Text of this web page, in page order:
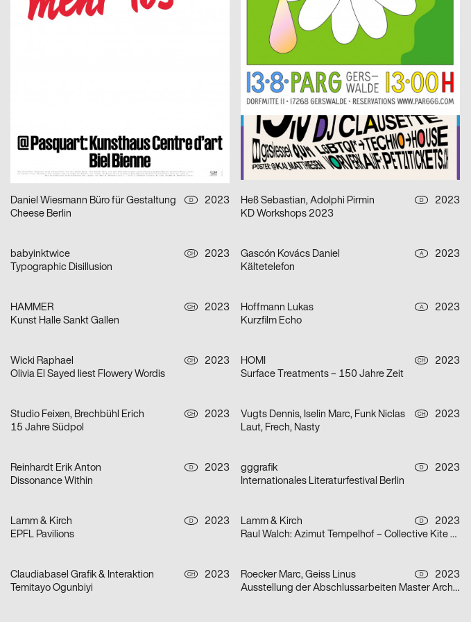
PANK, Härtlein Martin »Fuzzy«
Jazz Festival Willisau 2023
WePlayDesign CH
2023
Festival FILMAR 2023
Ballaschke Tim D
2023
strobo BM D
2023
Oscar Tuazon – Was wir brauchen
Daniel Wiesmann Büro für Gestaltung D
2023
Cheese Berlin
Heß Sebastian, Adolphi Pirmin D
2023
KD Workshops 2023
babyinktwice CH
2023
Typographic Disillusion
Gascón Kovács Daniel A
2023
Kältetelefon
HAMMER CH
2023
Kunst Halle Sankt Gallen
Hoffmann Lukas A
2023
Kurzfilm Echo
Wicki Raphael CH
2023
Olivia El Sayed liest Flowery Wordis
HOMI CH
2023
Surface Treatments – 150 Jahre Zeit
Studio Feixen, Brechbühl Erich CH
2023
15 Jahre Südpol
Vugts Dennis, Iselin Marc, Funk Niclas CH
2023
Laut, Frech, Nasty
Reinhardt Erik Anton D
2023
Dissonance Within
gggrafik D
2023
Internationales Literaturfestival Berlin
Lamm & Kirch D
2023
EPFL Pavilions
Lamm & Kirch D
2023
Raul Walch: Azimut Tempelhof – Collective Kite Flying
Claudiabasel Grafik & Interaktion CH
2023
Temitayo Ogunbiyi
Roecker Marc, Geiss Linus D
2023
Ausstellung der Abschlussarbeiten Master Architektur & Diplome Design